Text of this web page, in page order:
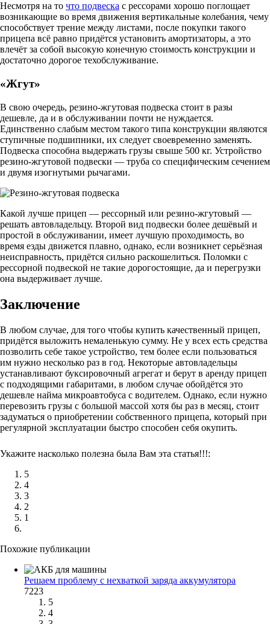
Несмотря на то что подвеска с рессорами хорошо поглощает
возникающие во время движения вертикальные колебания, чему
способствует трение между листами, после покупки такого
прицепа всё равно придётся установить амортизаторы, а это
влечёт за собой высокую конечную стоимость конструкции и
достаточно дорогое техобслуживание.
«Жгут»
В свою очередь, резино-жгутовая подвеска стоит в разы
дешевле, да и в обслуживании почти не нуждается.
Единственно слабым местом такого типа конструкции являются
ступичные подшипники, их следует своевременно заменять.
Подвеска способна выдержать грузы свыше 500 кг. Устройство
резино-жгутовой подвески — труба со специфическим сечением
и двумя изогнутыми рычагами.
Какой лучше прицеп — рессорный или резино-жгутовый —
решать автовладельцу. Второй вид подвески более дешёвый и
простой в обслуживании, имеет лучшую проходимость, во
время езды движется плавно, однако, если возникнет серьёзная
неисправность, придётся сильно раскошелиться. Поломки с
рессорной подвеской не такие дорогостоящие, да и перегрузки
она выдерживает лучше.
Заключение
В любом случае, для того чтобы купить качественный прицеп,
придётся выложить немаленькую сумму. Не у всех есть средства
позволить себе такое устройство, тем более если пользоваться
им нужно несколько раз в год. Некоторые автовладельцы
устанавливают буксировочный агрегат и берут в аренду прицеп
с подходящими габаритами, в любом случае обойдётся это
дешевле найма микроавтобуса с водителем. Однако, если нужно
перевозить грузы с большой массой хотя бы раз в месяц, стоит
задуматься о приобретении собственного прицепа, который при
регулярной эксплуатации быстро способен себя окупить.
Укажите насколько полезна была Вам эта статья!!!:
5
4
3
2
1
Похожие публикации
Решаем проблему с нехваткой заряда аккумулятора
7223
5
4